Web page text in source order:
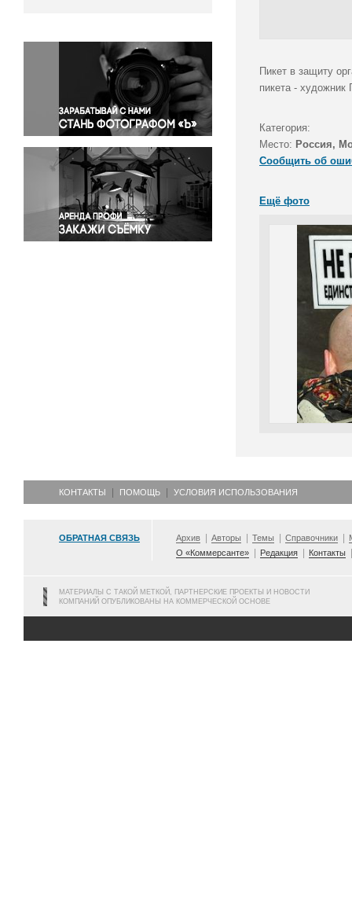
Окружающая среда
Политика
Правосудие
Происшествия и конфликты
Религия
Светская жизнь
Спорт
Экология
Экономика и бизнес
Пикет в защиту
пикета - художник
Категория:
Место: Россия,
Сообщить об
Ещё фото
КОНТАКТЫ ПОМОЩЬ УСЛОВИЯ ИСПОЛЬЗОВАНИЯ
ОБРАТНАЯ СВЯЗЬ Архив Авторы Темы Справочники
О «Коммерсанте»
Редакция Контакты
МАТЕРИАЛЫ С ТАКОЙ МЕТКОЙ, ПАРТНЕРСКИЕ ПРОЕКТЫ И НОВОСТИ
КОМПАНИЙ ОПУБЛИКОВАНЫ НА КОММЕРЧЕСКОЙ ОСНОВЕ